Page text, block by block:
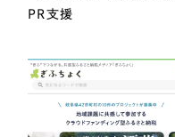
PR支援